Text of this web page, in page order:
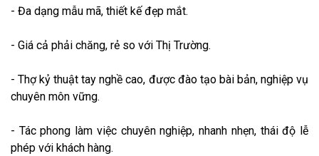
- Đa dạng mẫu mã, thiết kế đẹp mắt.
- Giá cả phải chăng, rẻ so với Thị Trường.
- Thợ kỷ thuật tay nghề cao, được đào tạo bài bản, nghiệp vụ
chuyên môn vững.
- Tác phong làm việc chuyên nghiệp, nhanh nhẹn, thái độ lễ
phép với khách hàng.